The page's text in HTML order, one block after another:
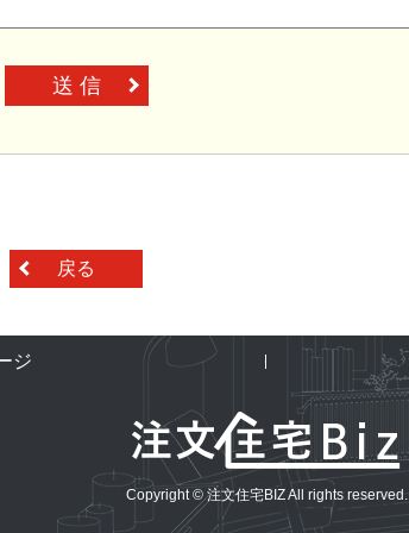
送 信
戻る
ジ
Copyright © 注文住宅BIZ All rights reserved.